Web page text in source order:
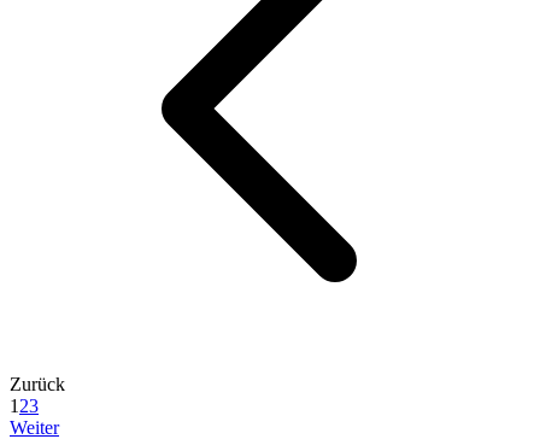
Zurück
1 23
Weiter